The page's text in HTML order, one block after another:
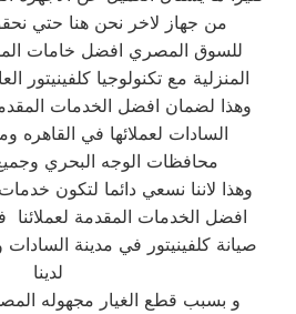
من جهاز لاخر نحن هنا حتي
للسوق المصري افضل خامات
المنزلية مع تكنولوجيا كلفينيتور
وهذا لضمان افضل الخدمات
السادات لعملائها في القاهره
محافظات الوجه البحري وجميع
وهذا لاننا نسعي دائما لتكون
افضل الخدمات المقدمة لعملائنا
صيانة كلفينيتور في مدينة
لدينا
و بسبب قطع الغيار مجهوله